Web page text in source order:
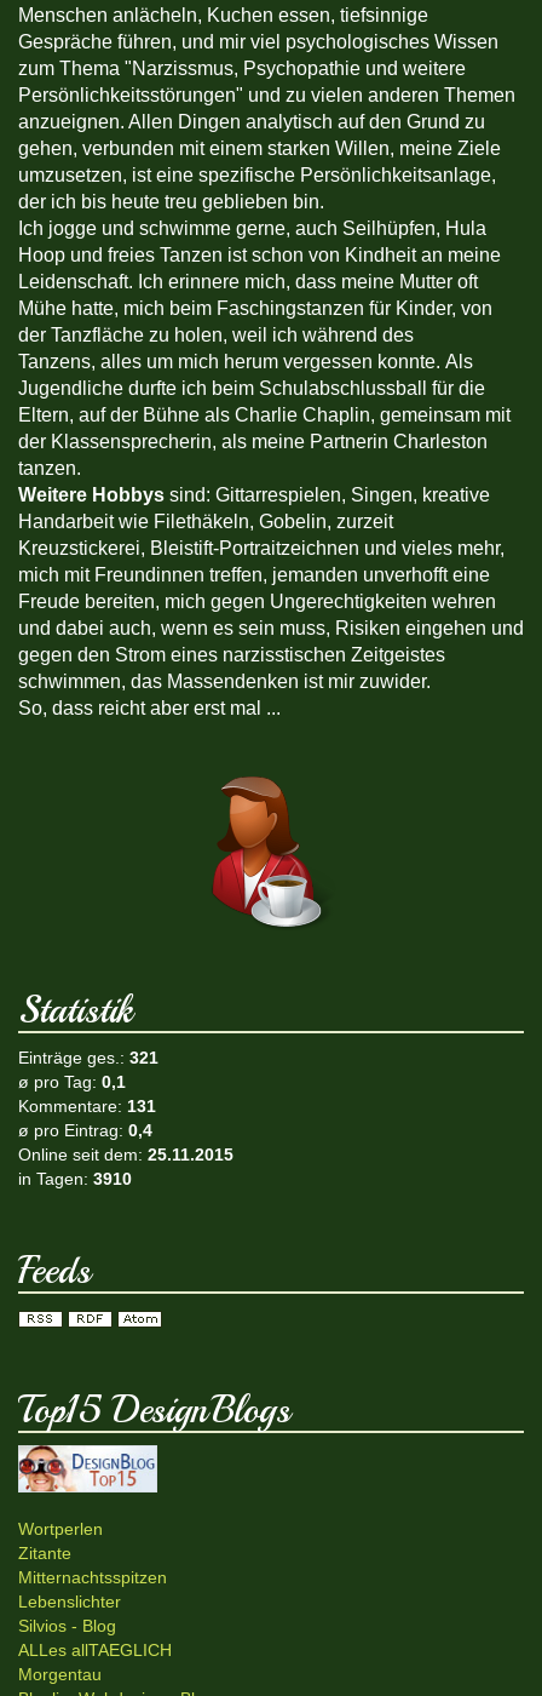
Menschen anlächeln, Kuchen essen, tiefsinnige
Gespräche führen, und mir viel psychologisches Wissen
zum Thema "Narzissmus, Psychopathie und weitere
Persönlichkeitsstörungen" und zu vielen anderen Themen
anzueignen. Allen Dingen analytisch auf den Grund zu
gehen, verbunden mit einem starken Willen, meine Ziele
umzusetzen, ist eine spezifische Persönlichkeitsanlage,
der ich bis heute treu geblieben bin.
Ich jogge und schwimme gerne, auch Seilhüpfen, Hula
Hoop und freies Tanzen ist schon von Kindheit an meine
Leidenschaft. Ich erinnere mich, dass meine Mutter oft
Mühe hatte, mich beim Faschingstanzen für Kinder, von
der Tanzfläche zu holen, weil ich während des
Tanzens, alles um mich herum vergessen konnte. Als
Jugendliche durfte ich beim Schulabschlussball für die
Eltern, auf der Bühne als Charlie Chaplin, gemeinsam mit
der Klassensprecherin, als meine Partnerin Charleston
tanzen.
Weitere Hobbys sind: Gittarrespielen, Singen, kreative
Handarbeit wie Filethäkeln, Gobelin, zurzeit
Kreuzstickerei, Bleistift-Portraitzeichnen und vieles mehr,
mich mit Freundinnen treffen, jemanden unverhofft eine
Freude bereiten, mich gegen Ungerechtigkeiten wehren
und dabei auch, wenn es sein muss, Risiken eingehen und
gegen den Strom eines narzisstischen Zeitgeistes
schwimmen, das Massendenken ist mir zuwider.
So, dass reicht aber erst mal ...
Statistik
Einträge ges.: 321
ø pro Tag: 0,1
Kommentare: 131
ø pro Eintrag: 0,4
Online seit dem: 25.11.2015
in Tagen: 3910
Feeds
Top15 DesignBlogs
Wortperlen
Zitante
Mitternachtsspitzen
Lebenslichter
Silvios - Blog
ALLes allTAEGLICH
Morgentau